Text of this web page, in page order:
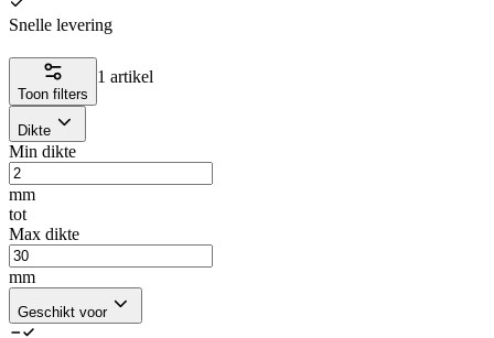
Snelle levering
Toon filters
1 artikel
Dikte
Min dikte
mm
tot
Max dikte
mm
Geschikt voor